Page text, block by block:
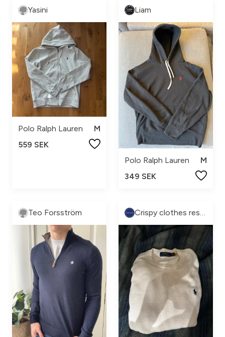
Yasini
Polo Ralph Lauren
M
559 SEK
Liam
Polo Ralph Lauren
M
349 SEK
Teo Forsström Crispy clothes resell